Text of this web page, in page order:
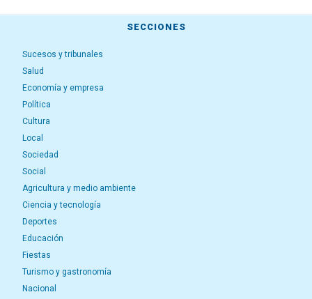
SECCIONES
Sucesos y tribunales
Salud
Economía y empresa
Política
Cultura
Local
Sociedad
Social
Agricultura y medio ambiente
Ciencia y tecnología
Deportes
Educación
Fiestas
Turismo y gastronomía
Nacional